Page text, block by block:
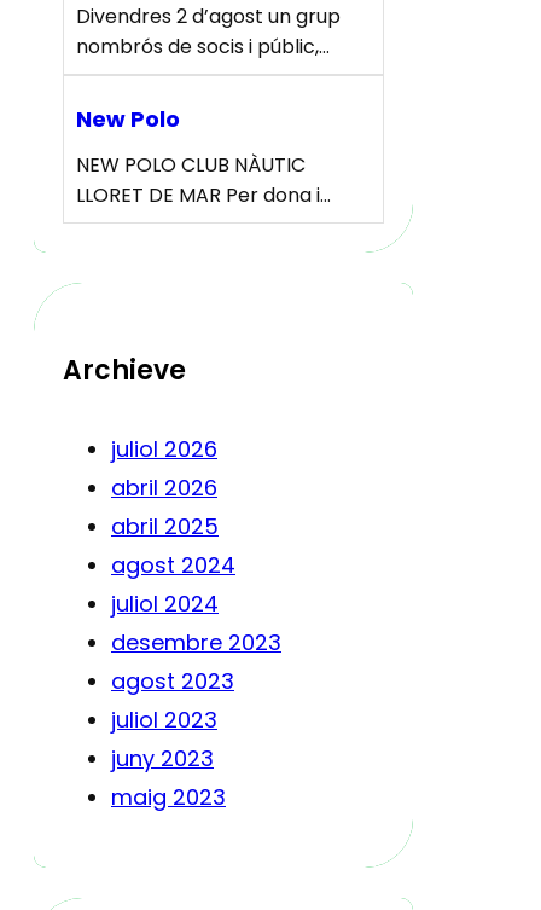
Divendres 2 d’agost un grup
nombrós de socis i públic,…
New Polo
NEW POLO CLUB NÀUTIC
LLORET DE MAR Per dona i…
Archieve
juliol 2026
abril 2026
abril 2025
agost 2024
juliol 2024
desembre 2023
agost 2023
juliol 2023
juny 2023
maig 2023